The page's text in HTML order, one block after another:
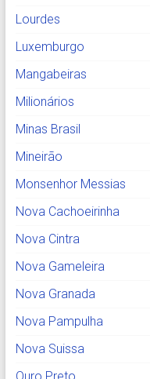
Lourdes
Luxemburgo
Mangabeiras
Milionários
Minas Brasil
Mineirão
Monsenhor Messias
Nova Cachoeirinha
Nova Cintra
Nova Gameleira
Nova Granada
Nova Pampulha
Nova Suissa